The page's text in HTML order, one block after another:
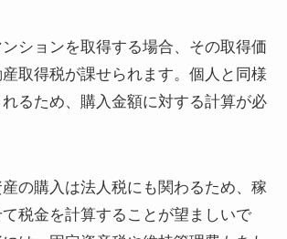
ションを取得する場合、その取得価
取得税が課せられます。個人と同様
るため、購入金額に対する計算が必
の購入は法人税にも関わるため、稼
税金を計算することが望ましいで